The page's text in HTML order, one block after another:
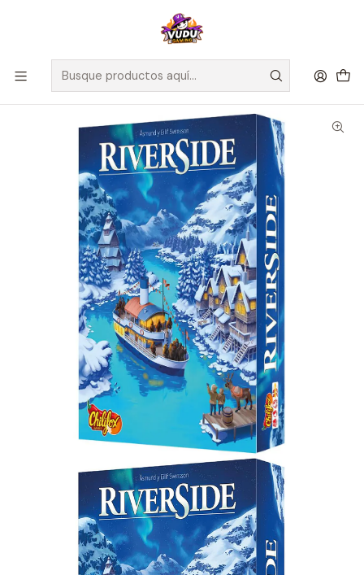
🚀 ¡Despachamos a todo Chile! Envío GRATIS a Regiones sobre
$100.000 y a RM sobre $35.000
Juegos de Mesa Competitivos Riverside - Español